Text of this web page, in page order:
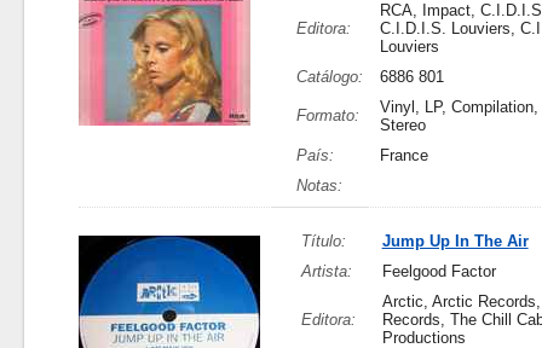
Editora:
RCA, Impact,
C.I.D.I.S. Louviers,
Louviers
Catálogo:
6886 801
Formato:
Vinyl, LP,
Stereo
País:
France
Notas:
Título:
Jump Up In The Air
Artista:
Feelgood Factor
Editora:
Arctic, Arctic
Records, The Chill
Productions